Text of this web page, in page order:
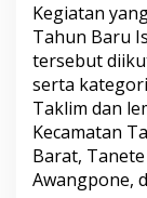
e
m
H
i
j
r
i
a
h
Kegiatan
Tahun Baru
tersebut
serta
Taklim dan
Kecamatan
Barat,
Awangpone,